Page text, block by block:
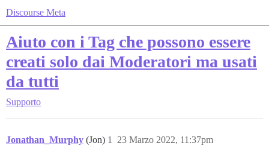
Discourse Meta
Aiuto con i Tag che possono essere
creati solo dai Moderatori ma usati
da tutti
Supporto
Jonathan_Murphy (Jon) 23 Marzo 2022, 11:37pm
1